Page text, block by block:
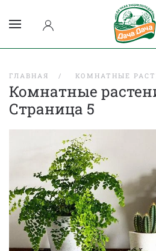
ГЛАВНАЯ КОМНАТНЫЕ
Комнатные
Страница 5